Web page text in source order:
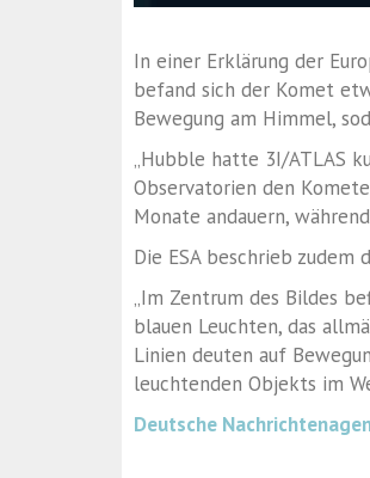
In einer Erklärung der
befand sich der Komet
Bewegung am Himmel,
„Hubble hatte 3I/ATLAS
Observatorien den
Monate andauern,
Die ESA beschrieb zudem
„Im Zentrum des Bildes
blauen Leuchten, das
Linien deuten auf
leuchtenden Objekts im
Deutsche